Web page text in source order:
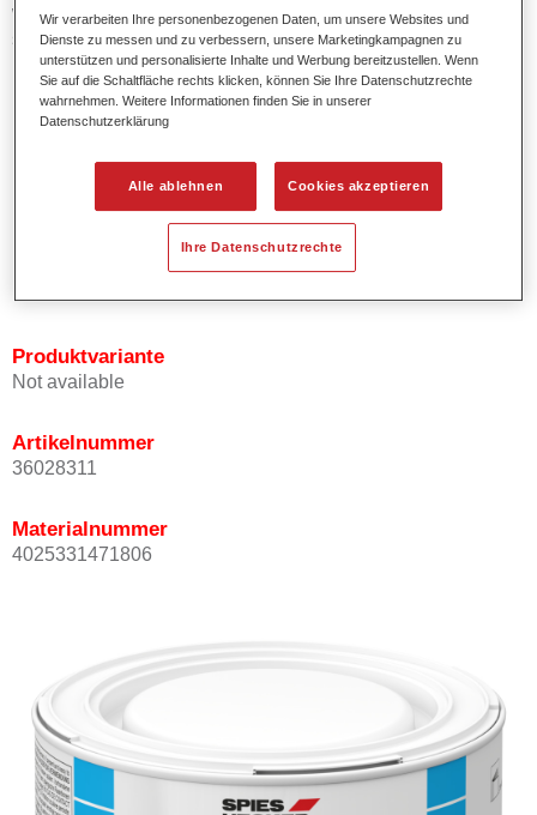
wasserverdünnbaren Basislacksystem. Es basiert auf einer
speziellen PU-Dispersionstechnologie für Uni- und
Effektlackierungen.
Produktmerkmale
1,5 Spritzgängen.
Bietet ein gutes Standvermögen.
Verfügt über ein hohes Deckvermögen.
Besitzt eine hohe Farbtongenauigkeit.
Produktvariante
Not available
Artikelnummer
36028311
Materialnummer
4025331471806
Wir verarbeiten Ihre personenbezogenen Daten, um unsere Websites und
Dienste zu messen und zu verbessern, unsere Marketingkampagnen zu
unterstützen und personalisierte Inhalte und Werbung bereitzustellen. Wenn
Sie auf die Schaltfläche rechts klicken, können Sie Ihre Datenschutzrechte
wahrnehmen. Weitere Informationen finden Sie in unserer
Datenschutzerklärung
Alle ablehnen Cookies akzeptieren
Ihre Datenschutzrechte